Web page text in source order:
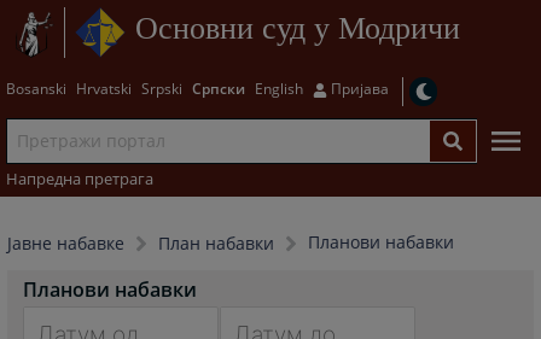
Основни суд у Модричи
Bosanski Hrvatski Srpski Српски English Пријава
Напредна претрага
Јавне набавке План набавки Планoви набавки
Планoви набавки